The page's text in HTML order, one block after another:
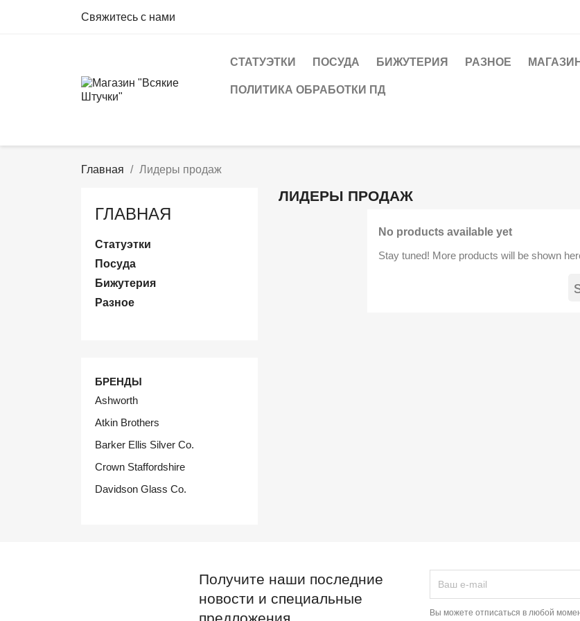
Свяжитесь с нами
СТАТУЭТКИ ПОСУДА БИЖУТЕРИЯ РАЗНОЕ
ПОЛИТИКА ОБРАБОТКИ ПД
Главная Лидеры продаж
ГЛАВНАЯ
Статуэтки
Посуда
Бижутерия
Разное
БРЕНДЫ
Ashworth
Atkin Brothers
Barker Ellis Silver Co.
Crown Staffordshire
Davidson Glass Co.
ЛИДЕРЫ ПРОДАЖ
No products available yet
Stay tuned! More products will be shown
Получите наши последние
новости и специальные
Вы можете отписаться в любой